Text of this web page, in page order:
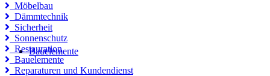
Bauelemente
Möbelbau
Dämmtechnik
Sicherheit
Sonnenschutz
Restauration
Bauelemente
Reparaturen und Kundendienst